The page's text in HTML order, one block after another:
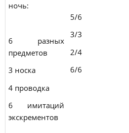
ночь:
6 разных
предметов
3 носка
4 проводка
6 имитаций
экскрементов
5/6
3/3
2/4
6/6